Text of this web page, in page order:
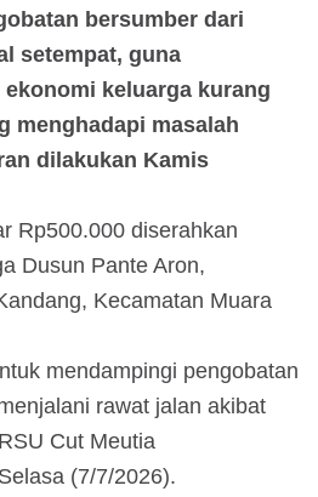
bersumber dari
setempat, guna
keluarga kurang
menghadapi masalah
dilakukan Kamis
Rp500.000 diserahkan
Dusun Pante Aron,
Kecamatan Muara
mendampingi pengobatan
rawat jalan akibat
Cut Meutia
(7/7/2026).